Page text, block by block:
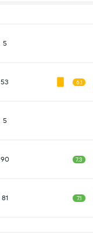
5
53 6.1
5
90 7.3
81 7.1